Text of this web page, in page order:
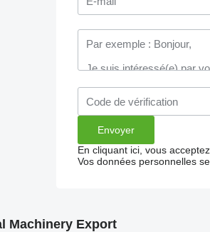
En cliquant ici, vous
Vos données personnelles
Machinery Export